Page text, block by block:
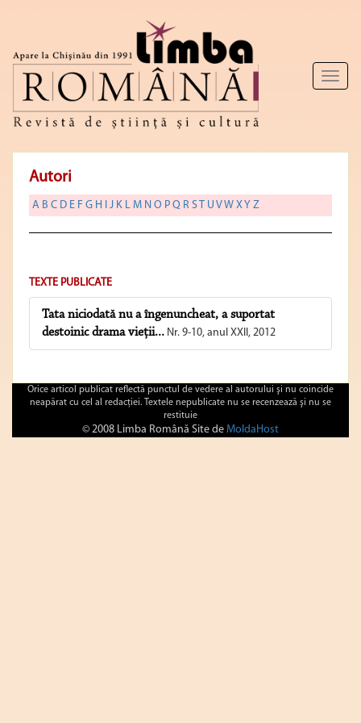
Toggle
Autori
A B C D E F G H I J K L M N O P Q R S T U VW X Y Z
TEXTE PUBLICATE
Tata niciodată nu a îngenuncheat, a suportat
destoinic drama vieţii... Nr. 9-10, anul XXII, 2012
Orice articol publicat reflectă punctul de vedere al autorului şi nu coincide
neapărat cu cel al redacţiei. Textele nepublicate nu se recenzează şi nu se
restituie
© 2008 Limba Română Site de MoldaHost